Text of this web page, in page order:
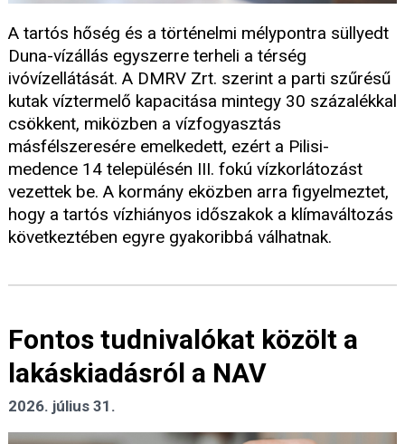
A tartós hőség és a történelmi mélypontra süllyedt
Duna-vízállás egyszerre terheli a térség
ivóvízellátását. A DMRV Zrt. szerint a parti szűrésű
kutak víztermelő kapacitása mintegy 30 százalékkal
csökkent, miközben a vízfogyasztás
másfélszeresére emelkedett, ezért a Pilisi-
medence 14 településén III. fokú vízkorlátozást
vezettek be. A kormány eközben arra figyelmeztet,
hogy a tartós vízhiányos időszakok a klímaváltozás
következtében egyre gyakoribbá válhatnak.
Fontos tudnivalókat közölt a
lakáskiadásról a NAV
2026. július 31.